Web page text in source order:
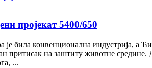
пројекат 5400/650
је била конвенционална индустрија, а
притисак на заштиту животне
...